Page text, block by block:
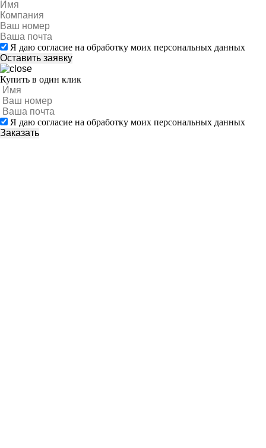
Я даю согласие на обработку моих персональных данных
Купить в один клик
Я даю согласие на обработку моих персональных данных